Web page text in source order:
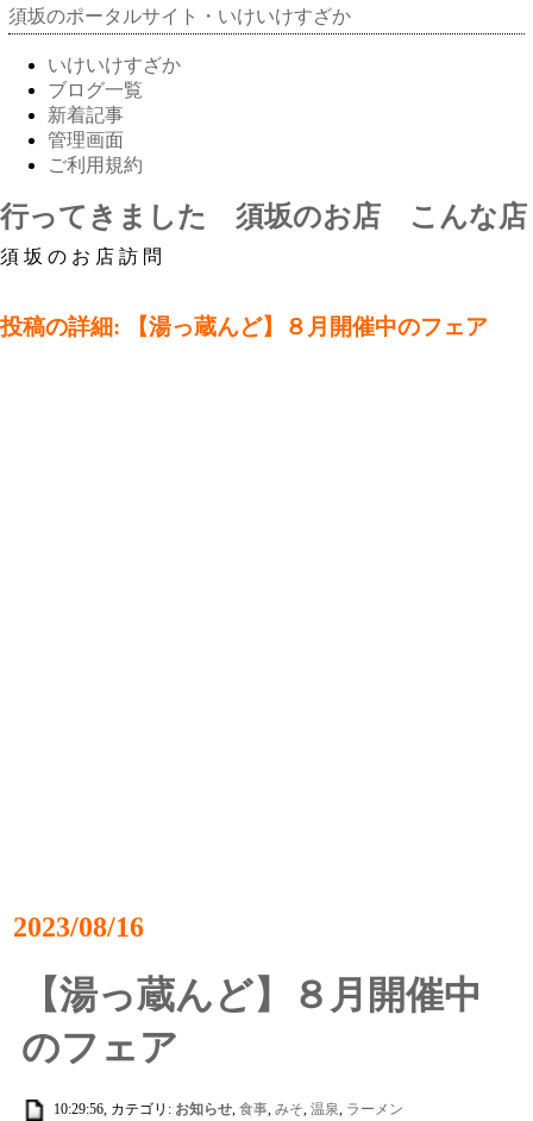
須坂のポータルサイト・いけいけすざか
いけいけすざか
ブログ一覧
新着記事
管理画面
ご利用規約
行ってきました 須坂のお店 こんな店
須坂のお店訪問
投稿の詳細: 【湯っ蔵んど】８月開催中のフェア
2023/08/16
【湯っ蔵んど】８月開催中
のフェア
10:29:56, カテゴリ: お知らせ,食事,みそ,温泉, ラーメン